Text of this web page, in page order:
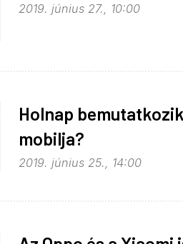
2019. június 27., 10:00
Holnap
mobilja?
2019. június 25., 14:00